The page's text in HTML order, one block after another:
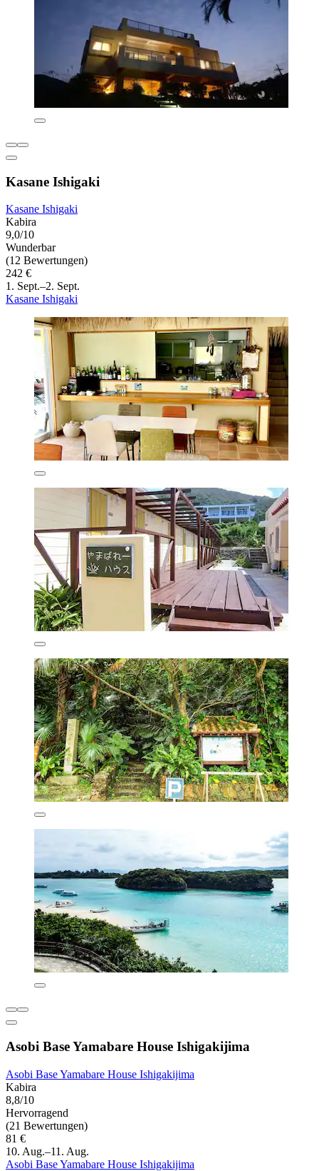
Kasane Ishigaki
Kasane Ishigaki
Kabira
9,0/10
Wunderbar
(12 Bewertungen)
242 €
1. Sept.–2. Sept.
Kasane Ishigaki
Asobi Base Yamabare House Ishigakijima
Asobi Base Yamabare House Ishigakijima
Kabira
8,8/10
Hervorragend
(21 Bewertungen)
81 €
10. Aug.–11. Aug.
Asobi Base Yamabare House Ishigakijima